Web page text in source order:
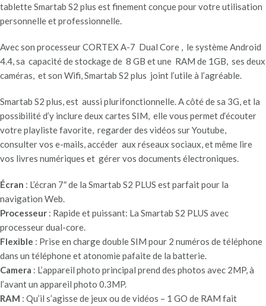
tablette Smartab S2 plus est finement conçue pour votre utilisation
personnelle et professionnelle.
Avec son processeur CORTEX A-7 Dual Core , le système Android
4.4, sa capacité de stockage de 8 GB et une RAM de 1GB, ses deux
caméras, et son Wifi, Smartab S2 plus joint l’utile à l’agréable.
Smartab S2 plus, est aussi plurifonctionnelle. A côté de sa 3G, et la
possibilité d’y inclure deux cartes SIM, elle vous permet d‘écouter
votre playliste favorite, regarder des vidéos sur Youtube,
consulter vos e-mails, accéder aux réseaux sociaux, et même lire
vos livres numériques et gérer vos documents électroniques.
Écran : L’écran 7″ de la Smartab S2 PLUS est parfait pour la
navigation Web.
Processeur : Rapide et puissant: La Smartab S2 PLUS avec
processeur dual-core.
Flexible : Prise en charge double SIM pour 2 numéros de téléphone
dans un téléphone et atonomie pafaite de la batterie.
Camera : L’appareil photo principal prend des photos avec 2MP, à
l’avant un appareil photo 0.3MP.
RAM : Qu’il s’agisse de jeux ou de vidéos – 1 GO de RAM fait